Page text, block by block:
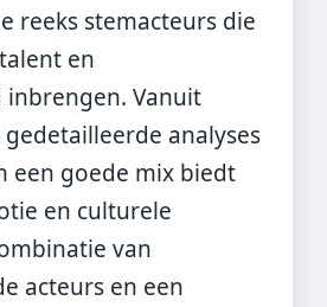
reeks stemacteurs die
en
Vanuit
analyses
een goede mix biedt
en culturele
van
acteurs en een